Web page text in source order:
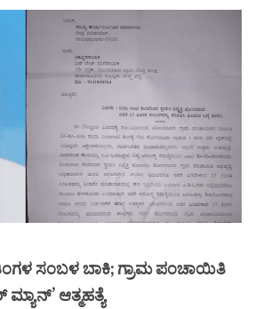
ಸಂಬಳ ಬಾಕಿ; ಗ್ರಾಮ ಪಂಚಾಯಿತಿ
ಆತ್ಮಹತ್ಯೆ